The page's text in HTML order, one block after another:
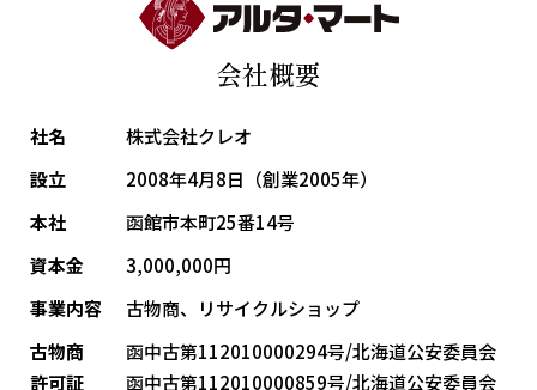
会社概要
社名
株式会社クレオ
設立
2008年4月8日（創業2005年）
本社
函館市本町25番14号
資本金
3,000,000円
事業内容
古物商、リサイクルショップ
古物商
許可証
函中古第112010000294号/北海道公安委員会
函中古第112010000859号/北海道公安委員会